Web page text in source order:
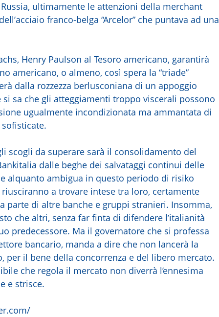
ultimamente le attenzioni della merchant
franco-belga “Arcelor” che puntava ad una
Henry Paulson al Tesoro americano, garantirà
americano, o almeno, così spera la “triade”
dalla rozzezza berlusconiana di un appoggio
sa che gli atteggiamenti troppo viscerali possono
ugualmente incondizionata ma ammantata di
scogli da superare sarà il consolidamento del
dalle beghe dei salvataggi continui delle
alquanto ambigua in questo periodo di risiko
a trovare intese tra loro, certamente
parte di altre banche e gruppi stranieri. Insomma,
che altri, senza far finta di difendere l’italianità
predecessore. Ma il governatore che si professa
bancario, manda a dire che non lancerà la
per il bene della concorrenza e del libero mercato.
che regola il mercato non diverrà l’ennesima
e strisce.